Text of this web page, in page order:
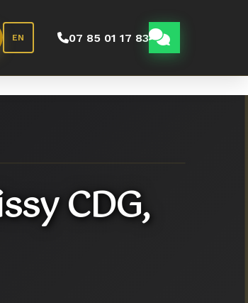
EN 07 85 01 17 83
CDG,